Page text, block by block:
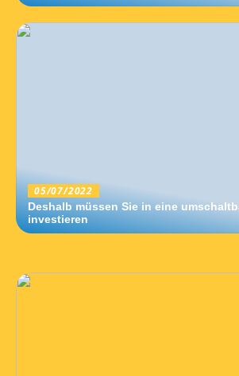
05/07/2022
Deshalb müssen Sie in eine
investieren